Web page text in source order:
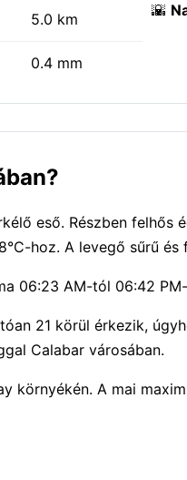
5.0 km
0.4 mm
🌇
eső. Részben felhős
hoz. A levegő sűrű és
06:23 AM-tól 06:42
21 körül érkezik,
Calabar városában.
környékén. A mai